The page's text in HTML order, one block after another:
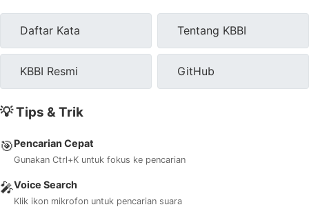
Daftar Kata Tentang KBBI
KBBI Resmi GitHub
💡 Tips & Trik
🎯Pencarian Cepat
Gunakan Ctrl+K untuk fokus ke pencarian
🎤Voice Search
Klik ikon mikrofon untuk pencarian suara